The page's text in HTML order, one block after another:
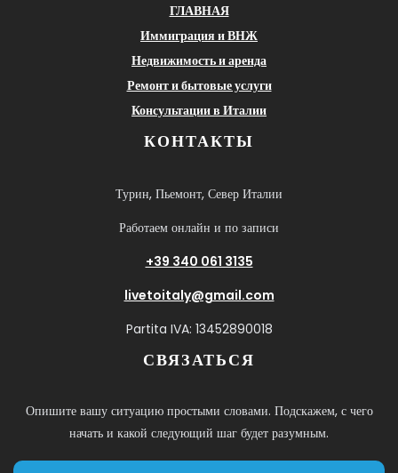
ГЛАВНАЯ
Иммиграция и ВНЖ
Недвижимость и аренда
Ремонт и бытовые услуги
Консультации в Италии
КОНТАКТЫ
Турин, Пьемонт, Север Италии
Работаем онлайн и по записи
+39 340 061 3135
livetoitaly@gmail.com
Partita IVA: 13452890018
СВЯЗАТЬСЯ
Опишите вашу ситуацию простыми словами. Подскажем, с чего
начать и какой следующий шаг будет разумным.